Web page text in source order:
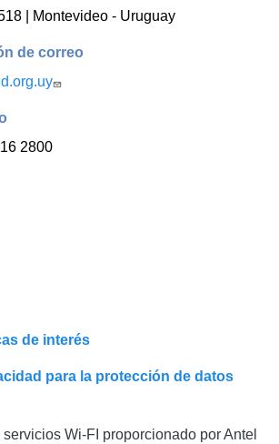
| Montevideo - Uruguay
de correo
2800
de interés
para la protección de datos
Wi-FI proporcionado por Antel